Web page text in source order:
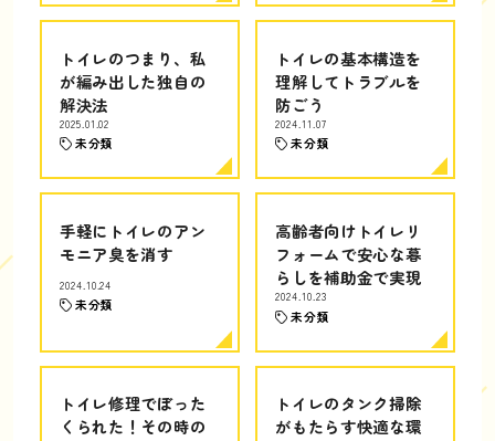
トイレのつまり、私
が編み出した独自の
解決法
2025.01.02
未分類
トイレの基本構造を
理解してトラブルを
防ごう
2024.11.07
未分類
手軽にトイレのアン
モニア臭を消す
2024.10.24
未分類
高齢者向けトイレリ
フォームで安心な暮
らしを補助金で実現
2024.10.23
未分類
トイレ修理でぼった
くられた！その時の
トイレのタンク掃除
がもたらす快適な環